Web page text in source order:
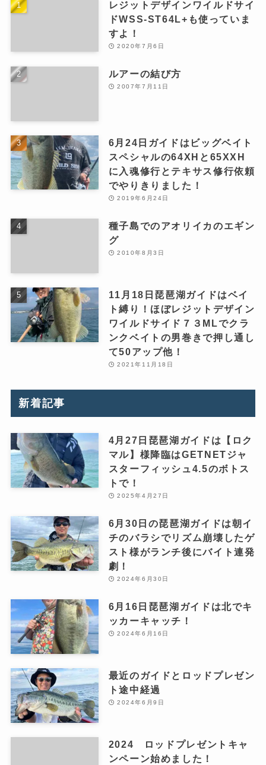
レジットデザインワイルドサイ
ドWSS-ST64L+も使っていま
すよ！
2020年7月6日
ルアーの結び方
2007年7月11日
6月24日ガイドはビッグベイト
スペシャルの64XHと65XXH
に入魂修行とテキサス修行依頼
でやりきりました！
2019年6月24日
種子島でのアオリイカのエギン
グ
2010年8月3日
11月18日琵琶湖ガイドはベイ
ト縛り！ほぼレジットデザイン
ワイルドサイド７３MLでクラ
ンクベイトの男巻きで押し通し
て50アップ他！
2021年11月18日
新着記事
4月27日琵琶湖ガイドは【ロク
マル】様降臨はGETNETジャ
スターフィッシュ4.5のボトス
トで！
2025年4月27日
6月30日の琵琶湖ガイドは朝イ
チのバラシでリズム崩壊したゲ
スト様がランチ後にバイト連発
劇！
2024年6月30日
6月16日琵琶湖ガイドは北でキ
ッカーキャッチ！
2024年6月16日
最近のガイドとロッドプレゼン
ト途中経過
2024年6月9日
2024 ロッドプレゼントキャ
ンペーン始めました！